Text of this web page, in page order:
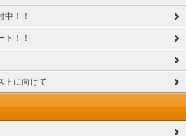
！！
！！
トに向けて